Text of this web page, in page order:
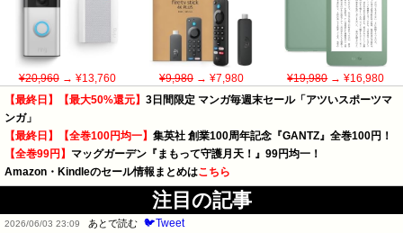
¥20,960→ ¥13,760 ¥9,980→ ¥7,980 ¥19,980→ ¥16,980
【最終日】【最大50%還元】 3日間限定 マンガ毎週末セール「アツいスポーツマ
ンガ」
【最終日】【全巻100円均一】 集英社 創業100周年記念『GANTZ』全巻100円！
【全巻99円】 マッグガーデン『まもって守護月天！』99円均一！
Amazon・Kindleのセール情報まとめはこちら
注目の記事
2026/06/03 23:09 あとで読む 🐦Tweet